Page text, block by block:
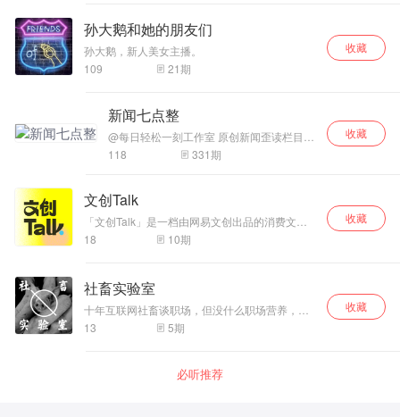
话段子演绎等为主要内容，两位主持人对资讯、
笑话风趣解读和机智“现挂”，给听众带来快乐、共
鸣和回味。
孙大鹅和她的朋友们
孙大鹅，新人美女主播。
109
21期
收藏
新闻七点整
@每日轻松一刻工作室 原创新闻歪读栏目
《新闻七点整》，网易新闻客户端轻松一刻
频道首播，微信公众号“网易每日轻松一
版！
118 331期
收藏
文创Talk
「文创Talk」是一档由网易文创出品的消费文化
播客，我们日常瞄准潮流青年文化与圈层消费行
为，不定期邀请大咖漫谈故事经历、解读行业前
18 10期
收藏
社畜实验室
十年互联网社畜谈职场，但没什么职场营养，更
没有什么职场后黑学，学不了甄寰，当不了布加
拉提，更别说易阳千喜，只是一群在互联网积福
～不定期更新，有什么想聊却不敢聊的话题，欢
迎联系我们//vx：HB0917wow
13 5期
收藏
必听推荐